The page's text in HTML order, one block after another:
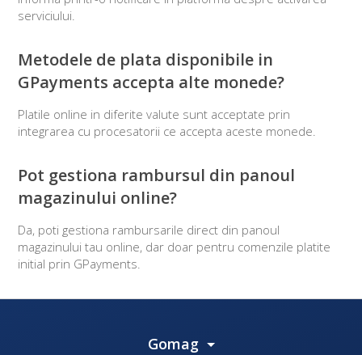
serviciului.
Metodele de plata disponibile in
GPayments accepta alte monede?
Platile online in diferite valute sunt acceptate prin
integrarea cu procesatorii ce accepta aceste monede.
Pot gestiona rambursul din panoul
magazinului online?
Da, poti gestiona rambursarile direct din panoul
magazinului tau online, dar doar pentru comenzile platite
initial prin GPayments.
Gomag